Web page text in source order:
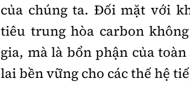
của chúng ta. Đối mặt với
tiêu trung hòa carbon
gia, mà là bổn phận của
lai bền vững cho các thế hệ